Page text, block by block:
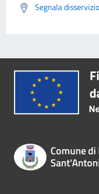
Segnala disservizio
Comune